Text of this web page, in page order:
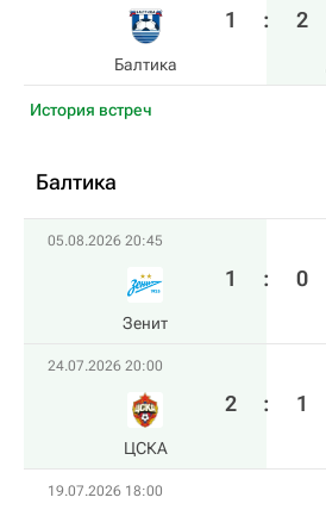
Балтика
1 : 2
История встреч
Балтика
05.08.2026 20:45
Зенит
1 : 0
24.07.2026 20:00
ЦСКА
2 : 1
19.07.2026 18:00